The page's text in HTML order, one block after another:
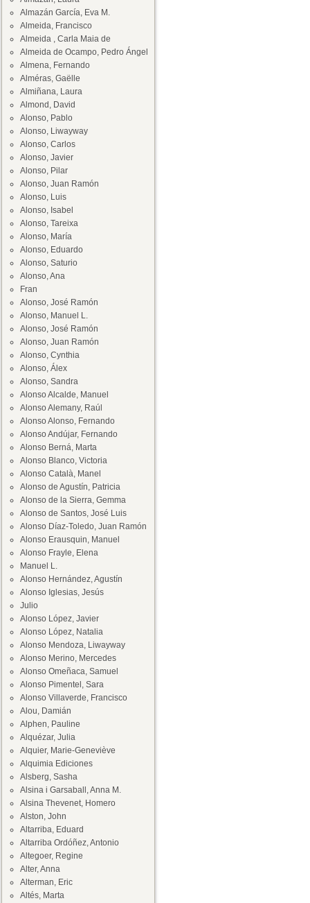
Almazán García, Eva M.
Almeida, Francisco
Almeida , Carla Maia de
Almeida de Ocampo, Pedro Ángel
Almena, Fernando
Alméras, Gaëlle
Almiñana, Laura
Almond, David
Alonso, Pablo
Alonso, Liwayway
Alonso, Carlos
Alonso, Javier
Alonso, Pilar
Alonso, Juan Ramón
Alonso, Luis
Alonso, Isabel
Alonso, Tareixa
Alonso, María
Alonso, Eduardo
Alonso, Saturio
Alonso, Ana
Fran
Alonso, José Ramón
Alonso, Manuel L.
Alonso, José Ramón
Alonso, Juan Ramón
Alonso, Cynthia
Alonso, Álex
Alonso, Sandra
Alonso Alcalde, Manuel
Alonso Alemany, Raúl
Alonso Alonso, Fernando
Alonso Andújar, Fernando
Alonso Berná, Marta
Alonso Blanco, Victoria
Alonso Català, Manel
Alonso de Agustín, Patricia
Alonso de la Sierra, Gemma
Alonso de Santos, José Luis
Alonso Díaz-Toledo, Juan Ramón
Alonso Erausquin, Manuel
Alonso Frayle, Elena
Manuel L.
Alonso Hernández, Agustín
Alonso Iglesias, Jesús
Julio
Alonso López, Javier
Alonso López, Natalia
Alonso Mendoza, Liwayway
Alonso Merino, Mercedes
Alonso Omeñaca, Samuel
Alonso Pimentel, Sara
Alonso Villaverde, Francisco
Alou, Damián
Alphen, Pauline
Alquézar, Julia
Alquier, Marie-Geneviève
Alquimia Ediciones
Alsberg, Sasha
Alsina i Garsaball, Anna M.
Alsina Thevenet, Homero
Alston, John
Altarriba, Eduard
Altarriba Ordóñez, Antonio
Altegoer, Regine
Alter, Anna
Alterman, Eric
Altés, Marta